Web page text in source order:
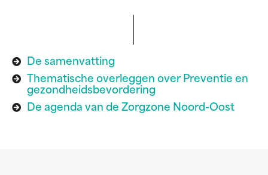
De samenvatting
Thematische overleggen over Preventie en
gezondheidsbevordering
De agenda van de Zorgzone Noord-Oost